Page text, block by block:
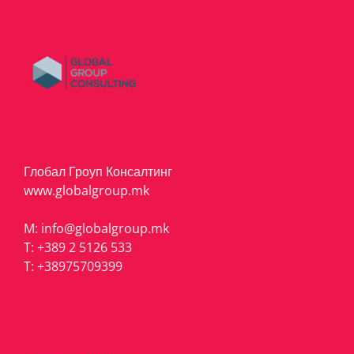
Глобал Гроуп Консалтинг
www.globalgroup.mk
M: info@globalgroup.mk
T: +389 2 5126 533
T: +38975709399